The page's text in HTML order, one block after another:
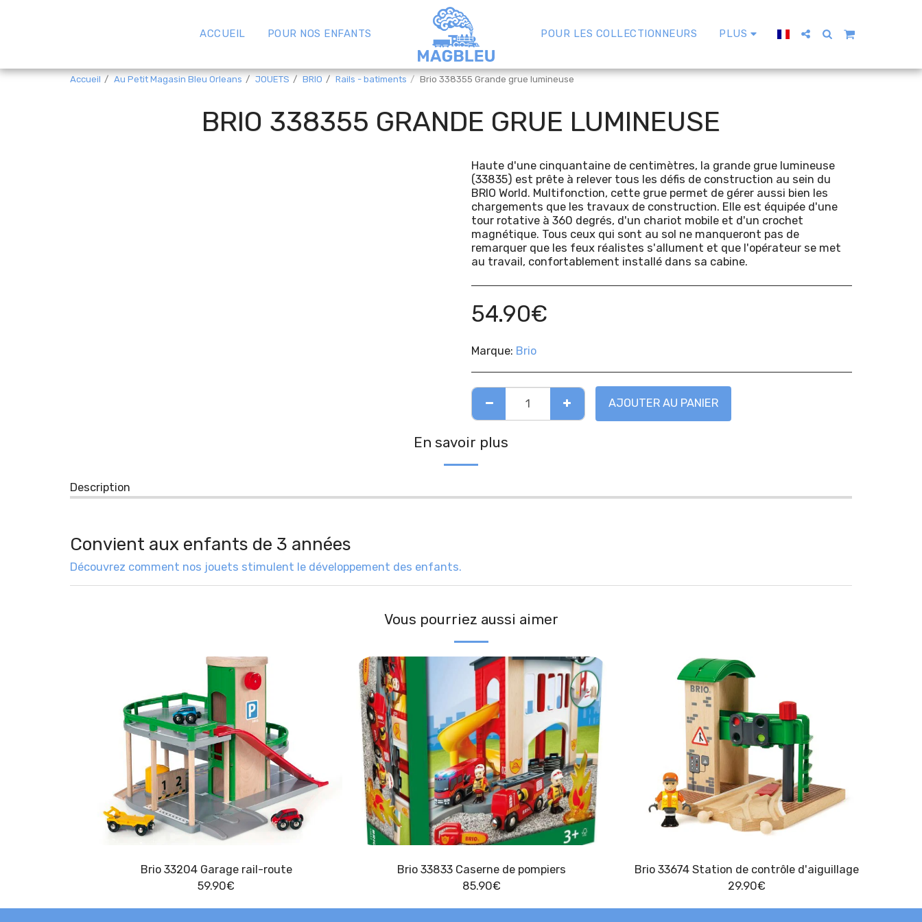
ACCUEIL POUR NOS ENFANTS POUR LES COLLECTIONNEURS PLUS
Accueil Au Petit Magasin Bleu Orleans JOUETS BRIO Rails - batiments Brio 338355 Grande grue lumineuse
BRIO 338355 GRANDE GRUE LUMINEUSE
Haute d'une cinquantaine de centimètres, la grande grue lumineuse
(33835) est prête à relever tous les défis de construction au sein du
BRIO World. Multifonction, cette grue permet de gérer aussi bien les
chargements que les travaux de construction. Elle est équipée d'une
tour rotative à 360 degrés, d'un chariot mobile et d'un crochet
magnétique. Tous ceux qui sont au sol ne manqueront pas de
remarquer que les feux réalistes s'allument et que l'opérateur se met
au travail, confortablement installé dans sa cabine.
54.90€
Marque: Brio
AJOUTER AU PANIER
En savoir plus
Description
Convient aux enfants de 3 années
Découvrez comment nos jouets stimulent le développement des enfants.
Vous pourriez aussi aimer
Brio 33204 Garage rail-route
59.90€
Brio 33833 Caserne de pompiers
85.90€
Brio 33674 Station de contrôle d'aiguillage
29.90€